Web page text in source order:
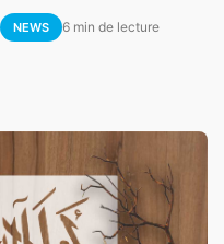
NEWS 6 min de lecture